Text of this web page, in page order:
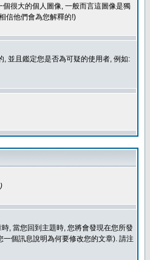
很大的個人圖像, 一般而言這圖像是獨
信他們會為您解釋的!)
並且鑑定您是否為可疑的使用者, 例如:
, 當您回到主題時, 您將會發現在您所發
個訊息說明為何要修改您的文章). 請注